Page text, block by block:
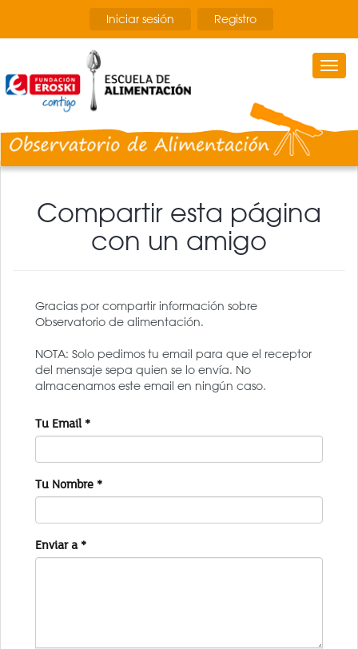
contenido
Iniciar sesión Registro
Compartir esta página
con un amigo
Gracias por compartir información sobre
Observatorio de alimentación.
NOTA: Solo pedimos tu email para que el receptor
del mensaje sepa quien se lo envía. No
almacenamos este email en ningún caso.
Tu Email *
Tu Nombre *
Enviar a *